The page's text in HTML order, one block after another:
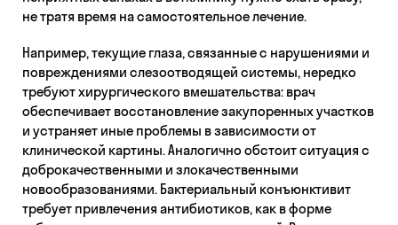
не тратя время на самостоятельное лечение.
Например, текущие глаза, связанные с нарушениями и
повреждениями слезоотводящей системы, нередко
требуют хирургического вмешательства: врач
обеспечивает восстановление закупоренных участков
и устраняет иные проблемы в зависимости от
клинической картины. Аналогично обстоит ситуация с
доброкачественными и злокачественными
новообразованиями. Бактериальный конъюнктивит
требует привлечения антибиотиков, как в форме